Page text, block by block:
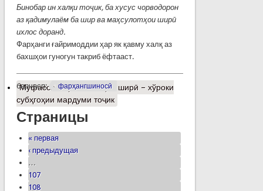
Бинобар ин халқи тоҷик, ба хусус чорводорон
аз қадимулаём ба шир ва маҳсулотҳои ширӣ
ихлос доранд.
Фарҳанги ғайримоддии ҳар як қавму халқ аз
бахшҳои гуногун такриб ёфтааст.
барчасп: фарҳангшиносӣ
Муфассалтаро Таомҳои ширӣ – хўроки
субҳгоҳии мардуми тоҷик
Страницы
« первая
‹ предыдущая
…
107
108